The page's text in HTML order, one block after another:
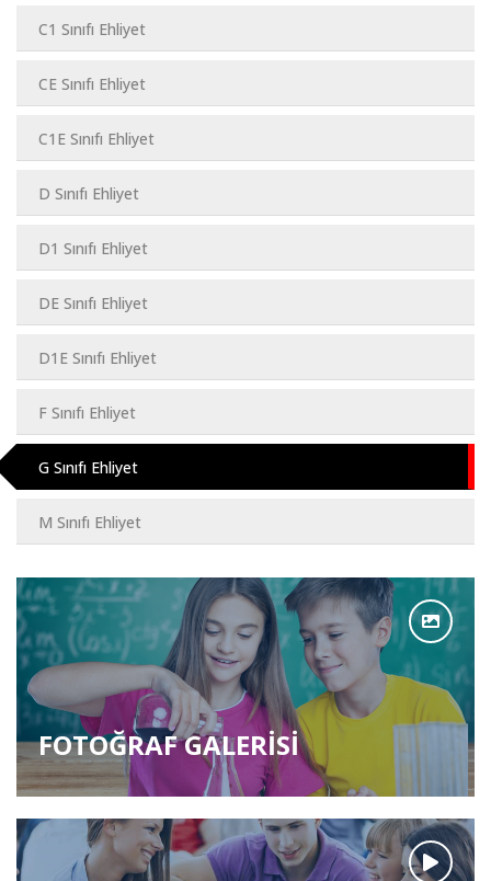
C1 Sınıfı Ehliyet
CE Sınıfı Ehliyet
C1E Sınıfı Ehliyet
D Sınıfı Ehliyet
D1 Sınıfı Ehliyet
DE Sınıfı Ehliyet
D1E Sınıfı Ehliyet
F Sınıfı Ehliyet
G Sınıfı Ehliyet
M Sınıfı Ehliyet
FOTOĞRAF GALERİSİ